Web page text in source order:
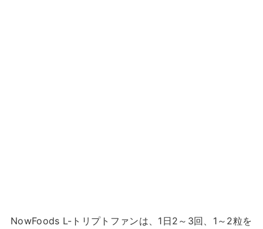
NowFoods L-トリプトファンは、1日2～3回、1～2粒を